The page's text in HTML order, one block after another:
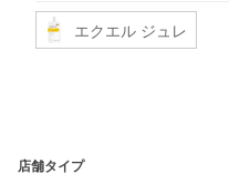
エクエル ジュレ
店舗タイプ